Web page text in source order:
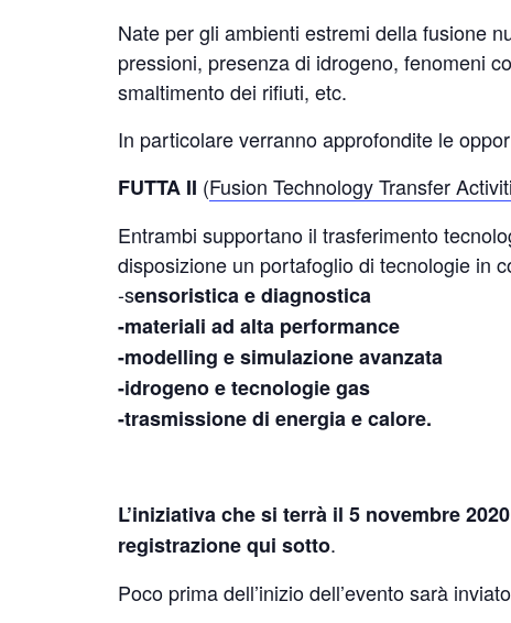
Nate per gli ambienti estremi della fusione
pressioni, presenza di idrogeno, fenomeni
smaltimento dei rifiuti, etc.
In particolare verranno approfondite le
FUTTA II (Fusion Technology Transfer
Entrambi supportano il trasferimento
disposizione un portafoglio di tecnologie in
-sensoristica e diagnostica
-materiali ad alta performance
-modelling e simulazione avanzata
-idrogeno e tecnologie gas
-trasmissione di energia e calore.
L’iniziativa che si terrà il 5 novembre
registrazione qui sotto.
Poco prima dell’inizio dell’evento sarà